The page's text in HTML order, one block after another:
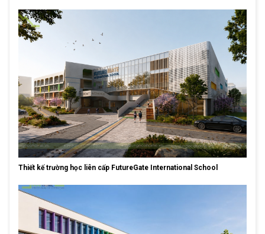
Thiết kế trường học liên cấp FutureGate International School